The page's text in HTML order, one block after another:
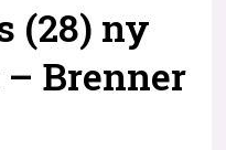
(28) ny
Brenner